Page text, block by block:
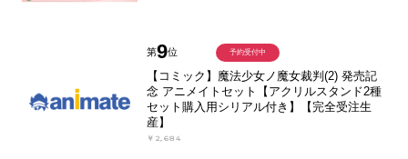
第9位
【コミック】魔法少女ノ魔女裁判(2) 発売記
念 アニメイトセット【アクリルスタンド2種
セット購入用シリアル付き】【完全受注生
産】
￥2,684
予約受付中